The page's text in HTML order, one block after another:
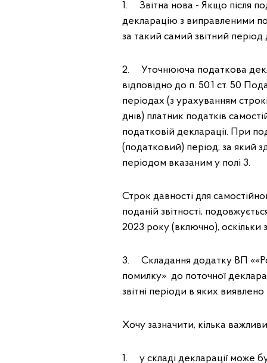
1. Звітна нова - Якщо після
декларацію з виправленими
за такий самий звітний період
2. Уточнююча податкова
відповідно до п. 50.1 ст. 50
періодах (з урахуванням
днів) платник податків
податковій декларації. При
(податковий) період, за який
періодом вказаним у полі 3.
Строк давності для
поданій звітності,
2023 року (включно), оскільки
3. Складання додатку ВП
помилку» до поточної
звітні періоди в яких
Хочу зазначити, кілька
1. у складі декларації може